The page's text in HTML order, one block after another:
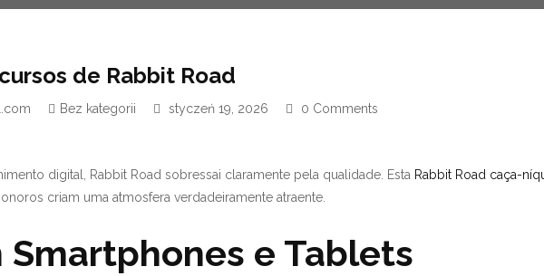
de Rabbit Road
Bez kategorii styczeń 19, 2026 0 Comments
digital, Rabbit Road sobressai claramente pela qualidade. Esta Rabbit Road caça-
criam uma atmosfera verdadeiramente atraente.
Smartphones e Tablets